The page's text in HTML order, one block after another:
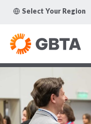
Select Your Region